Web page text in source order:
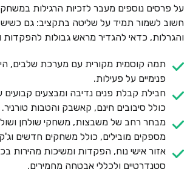
על פרסים נוספים מעבר לזכיות הרגילות
חשוב לשמור תמיד על שליטה בתקציב: גם כשיש
והגרלות, כדאי להגדיר מראש גבולות
תמה קוסמית מקורית עם מערכת שלבים,
פנימיים על פעילות.
חבילת קבלת פנים נדיבה ומבצעים
כולל סיבובים חינם, קאשבק והטבות טורניר.
מבחר רחב של משבצות, משחקי שולחן
מספקים מובילים, כולל משחקים חדשים
אזור אישי נוח, הפקדות ומשיכות מהירות
סטנדרטיים ולכללי אבטחה מחמירים.